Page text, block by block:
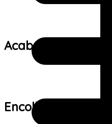
Acabamento:
Encolhimento: